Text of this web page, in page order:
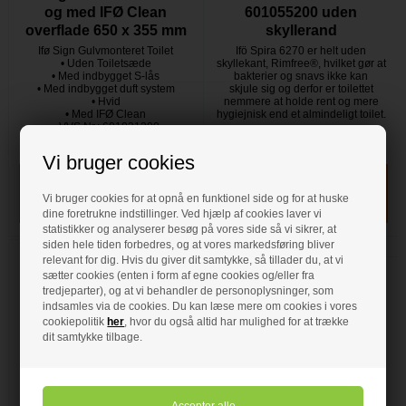
Vi bruger cookies
Vi bruger cookies for at opnå en funktionel side og for at huske
dine foretrukne indstillinger. Ved hjælp af cookies laver vi
statistikker og analyserer besøg på vores side så vi sikrer, at
siden hele tiden forbedres, og at vores markedsføring bliver
relevant for dig. Hvis du giver dit samtykke, så tillader du, at vi
sætter cookies (enten i form af egne cookies og/eller fra
tredjeparter), og at vi behandler de personoplysninger, som
indsamles via de cookies. Du kan læse mere om cookies i vores
cookiepolitikher , hvor du også altid har mulighed for at trække
dit samtykke tilbage.
og med IFØ Clean
overflade 650 x 355 mm
Ifø Sign Gulvmonteret Toilet
• Uden Toiletsæde
• Med indbygget S-lås
• Med indbygget duft system
• Hvid
• Med IFØ Clean
• VVS Nr.: 601021200
601055200 uden
skyllerand
Ifö Spira 6270 er helt uden
skyllekant, Rimfree®, hvilket gør at
bakterier og snavs ikke kan
skjule sig og derfor er toilettet
nemmere at holde rent og mere
hygiejnisk end et almindeligt toilet.
4.065,00 DKK